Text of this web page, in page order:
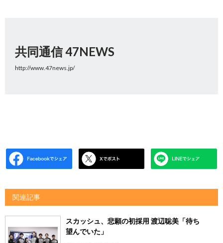
共同通信 47NEWS
http://www.47news.jp/
関連記事
スカッシュ、悲願の初採用 渡辺聡美「待ち
望んでいた」